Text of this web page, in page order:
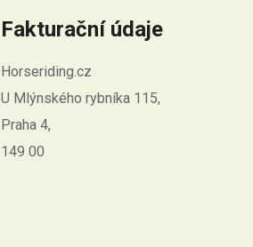
Fakturační údaje
Horseriding.cz
U Mlýnského rybníka 115,
Praha 4,
149 00